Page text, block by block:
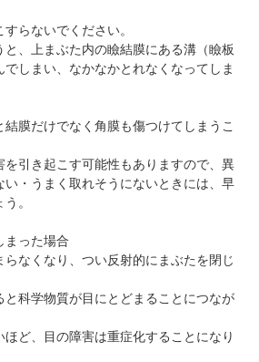
らないでください。
、上まぶた内の瞼結膜にある溝（瞼板
しまい、なかなかとれなくなってしま
結膜だけでなく角膜も傷つけてしまうこ
引き起こす可能性もありますので、異
・うまく取れそうにないときには、早
。
まった場合
なくなり、つい反射的にまぶたを閉じ
と科学物質が目にとどまることにつなが
ど、目の障害は重症化することになり